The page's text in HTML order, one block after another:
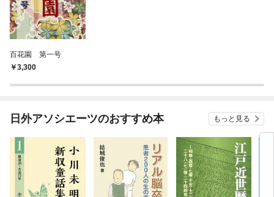
百花園 第一号
3,300
日外アソシエーツのおすすめ本 もっと見る